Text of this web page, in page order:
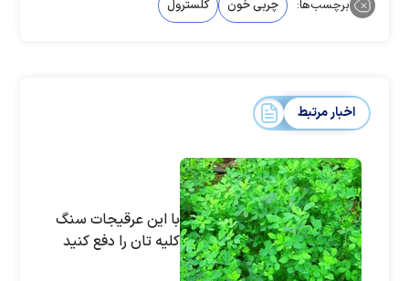
برچسب‌ها: چربی خون کلسترول
اخبار مرتبط
با این عرقیجات سنگ
کلیه تان را دفع کنید